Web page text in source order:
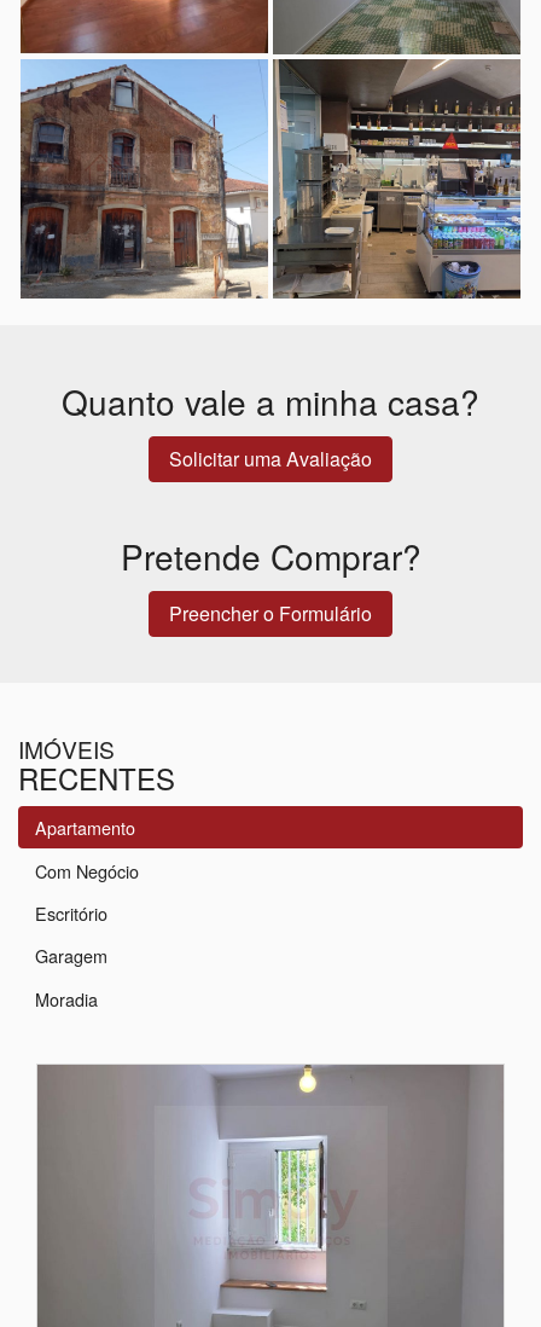
Quanto vale a minha casa?
Solicitar uma Avaliação
Pretende Comprar?
Preencher o Formulário
IMÓVEIS
RECENTES
Apartamento
Com Negócio
Escritório
Garagem
Moradia